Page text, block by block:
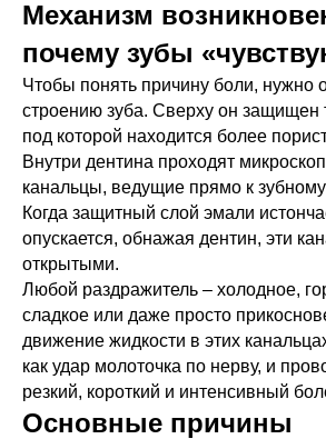
Механизм
почему зубы
Чтобы понять причину боли, нужно
строению зуба. Сверху он защищен
под которой находится более
Внутри дентина проходят
канальцы, ведущие прямо к
Когда защитный слой эмали
опускается, обнажая дентин, эти
открытыми.
Любой раздражитель – холодное,
сладкое или даже просто
движение жидкости в этих
как удар молоточка по нерву, и
резкий, короткий и интенсивный
Основные причины